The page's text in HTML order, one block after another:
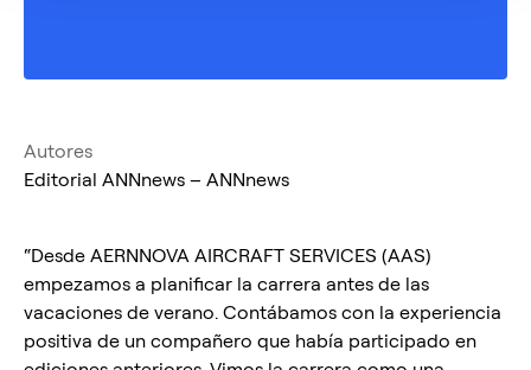
Autores
Editorial ANNnews – ANNnews
“Desde AERNNOVA AIRCRAFT SERVICES (AAS)
empezamos a planificar la carrera antes de las
vacaciones de verano. Contábamos con la experiencia
positiva de un compañero que había participado en